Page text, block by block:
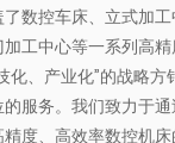
数控车床、立式加工
工中心等一系列高
化、产业化”的战略
服务。我们致力于
度、高效率数控机床